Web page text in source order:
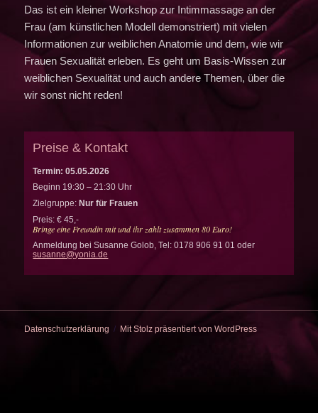
Das ist ein kleiner Workshop zur Intimmassage an der
Frau (am künstlichen Modell demonstriert) mit vielen
Informationen zur weiblichen Anatomie und dem, wie wir
Frauen Sexualität erleben. Es geht um Basis-Wissen zur
weiblichen Sexualität und auch andere Themen, über die
wir sonst nicht reden!
Preise & Kontakt
Termin: 05.05.2026
Beginn 19:30 – 21:30 Uhr
Zielgruppe: Nur für Frauen
Preis: € 45,-
Bringe eine Freundin mit und ihr zahlt zusammen 80 Euro!
Anmeldung bei Susanne Golob, Tel: 0178 906 91 01 oder
susanne@yonia.de
Datenschutzerklärung Mit Stolz präsentiert von WordPress